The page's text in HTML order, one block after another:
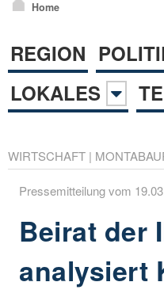
Home
REGION
LOKALES
WIRTSCHAFT |
Pressemitteilung vom
Beirat der
analysiert